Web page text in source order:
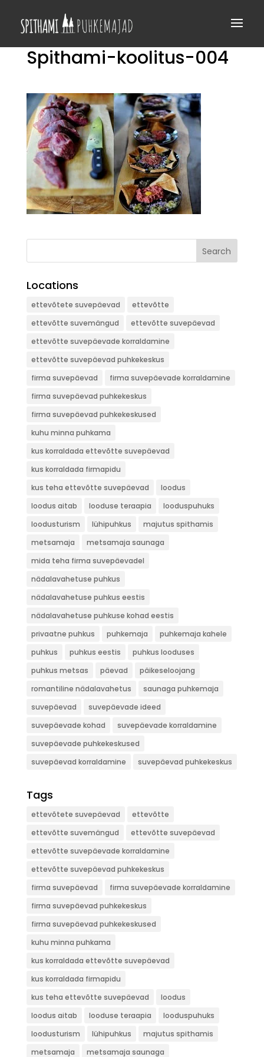
Spithami-koolitus-004
Search
Locations
ettevõtete suvepäevad
ettevõtte
ettevõtte suvemängud
ettevõtte suvepäevad
ettevõtte suvepäevade korraldamine
ettevõtte suvepäevad puhkekeskus
firma suvepäevad
firma suvepäevade korraldamine
firma suvepäevad puhkekeskus
firma suvepäevad puhkekeskused
kuhu minna puhkama
kus korraldada ettevõtte suvepäevad
kus korraldada firmapidu
kus teha ettevõtte suvepäevad
loodus
loodus aitab
looduse teraapia
looduspuhuks
loodusturism
lühipuhkus
majutus spithamis
metsamaja
metsamaja saunaga
mida teha firma suvepäevadel
nädalavahetuse puhkus
nädalavahetuse puhkus eestis
nädalavahetuse puhkuse kohad eestis
privaatne puhkus
puhkemaja
puhkemaja kahele
puhkus
puhkus eestis
puhkus looduses
puhkus metsas
päevad
päikeseloojang
romantiline nädalavahetus
saunaga puhkemaja
suvepäevad
suvepäevade ideed
suvepäevade kohad
suvepäevade korraldamine
suvepäevade puhkekeskused
suvepäevad korraldamine
suvepäevad puhkekeskus
Tags
ettevõtete suvepäevad
ettevõtte
ettevõtte suvemängud
ettevõtte suvepäevad
ettevõtte suvepäevade korraldamine
ettevõtte suvepäevad puhkekeskus
firma suvepäevad
firma suvepäevade korraldamine
firma suvepäevad puhkekeskus
firma suvepäevad puhkekeskused
kuhu minna puhkama
kus korraldada ettevõtte suvepäevad
kus korraldada firmapidu
kus teha ettevõtte suvepäevad
loodus
loodus aitab
looduse teraapia
looduspuhuks
loodusturism
lühipuhkus
majutus spithamis
metsamaja
metsamaja saunaga